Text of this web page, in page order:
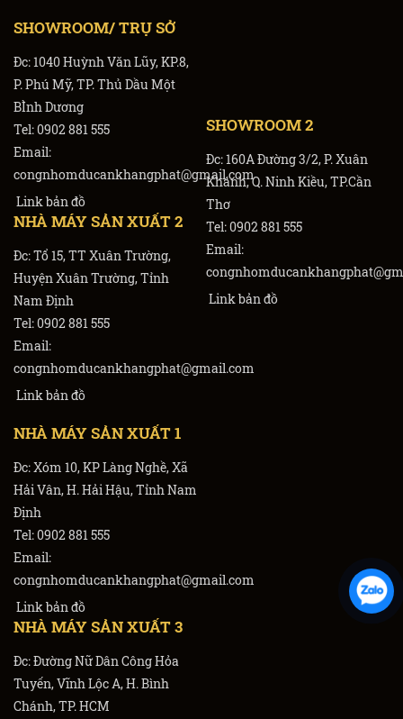
SHOWROOM/ TRỤ SỞ
Đc: 1040 Huỳnh Văn Lũy, KP.8,
P. Phú Mỹ, TP. Thủ Dầu Một
BÌnh Dương
Tel: 0902 881 555
Email:
congnhomducankhangphat@gmail.com
Link bản đồ
NHÀ MÁY SẢN XUẤT 2
Đc: Tổ 15, TT Xuân Trường,
Huyện Xuân Trường, Tỉnh
Nam Định
Tel: 0902 881 555
Email:
congnhomducankhangphat@gmail.com
Link bản đồ
SHOWROOM 2
Đc: 160A Đường 3/2, P. Xuân
Khánh, Q. Ninh Kiều, TP.Cần
Thơ
Tel: 0902 881 555
Email:
Link bản đồ
NHÀ MÁY SẢN XUẤT 1
Đc: Xóm 10, KP Làng Nghề, Xã
Hải Vân, H. Hải Hậu, Tỉnh Nam
Định
Tel: 0902 881 555
Email:
congnhomducankhangphat@gmail.com
Link bản đồ
NHÀ MÁY SẢN XUẤT 3
Đc: Đường Nữ Dân Công Hỏa
Tuyến, Vĩnh Lộc A, H. Bình
Chánh, TP. HCM